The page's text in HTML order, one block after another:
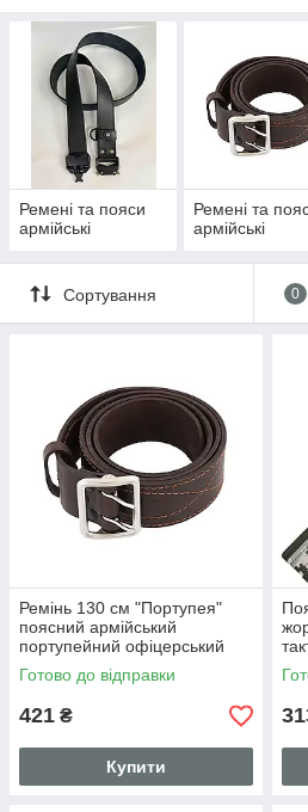
надійною фурнітурою та
ідеальної посадки на екіпірування.
Ремені та пояси
армійські
Ремені та
армійські
Сортування 0
Ремінь 130 см "Портупея"
поясний армійський
портупейний офіцерський
ремінь пояс (шкіряний,
коричневий)
Готово до відправки
421 ₴
Купити